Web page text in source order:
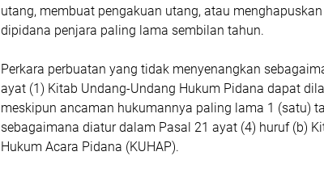
utang, membuat pengakuan utang, atau
dipidana penjara paling lama sembilan tahun.
Perkara perbuatan yang tidak menyenangkan
ayat (1) Kitab Undang-Undang Hukum Pidana dapat
meskipun ancaman hukumannya paling lama 1 (satu)
sebagaimana diatur dalam Pasal 21 ayat (4) huruf (b)
Hukum Acara Pidana (KUHAP).